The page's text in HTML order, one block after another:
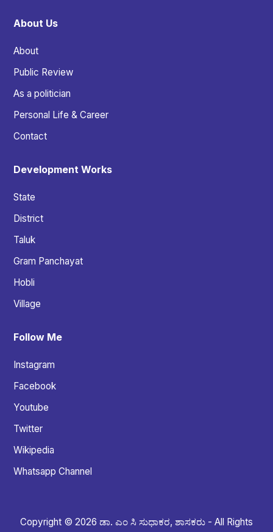
About Us
About
Public Review
As a politician
Personal Life & Career
Contact
Development Works
State
District
Taluk
Gram Panchayat
Hobli
Village
Follow Me
Instagram
Facebook
Youtube
Twitter
Wikipedia
Whatsapp Channel
Copyright © 2026 ಡಾ. ಎಂ ಸಿ ಸುಧಾಕರ, ಶಾಸಕರು - All Rights